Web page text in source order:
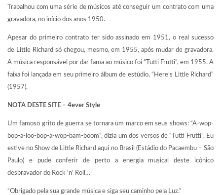
Trabalhou com uma série de músicos até conseguir um contrato com uma
gravadora, no início dos anos 1950.
Apesar do primeiro contrato ter sido assinado em 1951, o real sucesso
de Little Richard só chegou, mesmo, em 1955, após mudar de gravadora.
A música responsável por dar fama ao músico foi “Tutti Frutti”, em 1955. A
faixa foi lançada em seu primeiro álbum de estúdio, “Here’s Little Richard”
(1957).
NOTA DESTE SITE – 4ever Style
Um famoso grito de guerra se tornara um marco em seus shows: “A-wop-
bop-a-loo-bop-a-wop-bam-boom”, dizia um dos versos de “Tutti Frutti”. Eu
estive no Show de Little Richard aqui no Brasil (Estádio do Pacaembu – São
Paulo) e pude conferir de perto a energia musical deste icônico
desbravador do Rock ‘n’ Roll…
“Obrigado pela sua grande música e siga seu caminho pela Luz.”